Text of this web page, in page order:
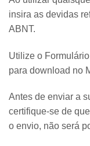
insira as devidas
ABNT.
Utilize o
para download no
Antes de enviar a
certifique-se de
o envio, não será